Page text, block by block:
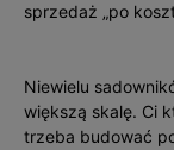
sprzedaż „po
Niewielu
większą skalę. Ci
trzeba budować